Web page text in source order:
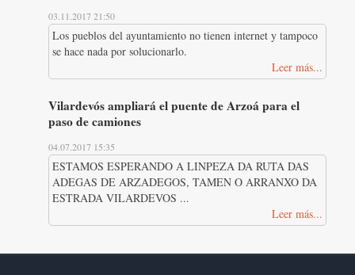
03.11.2017 21:50
Los pueblos del ayuntamiento no tienen internet y tampoco
se hace nada por solucionarlo.
Leer más...
Vilardevós ampliará el puente de Arzoá para el
paso de camiones
04.07.2017 15:35
ESTAMOS ESPERANDO A LINPEZA DA RUTA DAS
ADEGAS DE ARZADEGOS, TAMEN O ARRANXO DA
ESTRADA VILARDEVOS ...
Leer más...